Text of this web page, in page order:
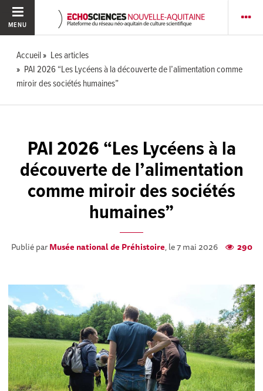
MENU
Accueil
Les articles
PAI 2026 “Les Lycéens à la découverte de l’alimentation comme
miroir des sociétés humaines”
PAI 2026 “Les Lycéens à la
découverte de l’alimentation
comme miroir des sociétés
humaines”
Publié parMusée national de Préhistoire, le 7 mai 2026 290